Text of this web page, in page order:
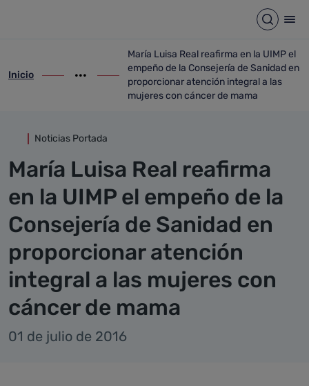
Abrir
ir-a inicio
Inicio
Mostrar opciones del camino de migas
ir-a María Luisa Real reafirma en la
María Luisa Real reafirma en la UIMP el
empeño de la Consejería de Sanidad en
proporcionar atención integral a las
mujeres con cáncer de mama
Noticias Portada
María Luisa Real reafirma
en la UIMP el empeño de la
Consejería de Sanidad en
proporcionar atención
integral a las mujeres con
cáncer de mama
01 de julio de 2016